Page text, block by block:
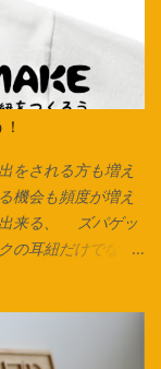
をされる方も増え
機会も頻度が増え
出来る、 ズパゲッ
耳紐だけでな
あるTシャツ、カッ